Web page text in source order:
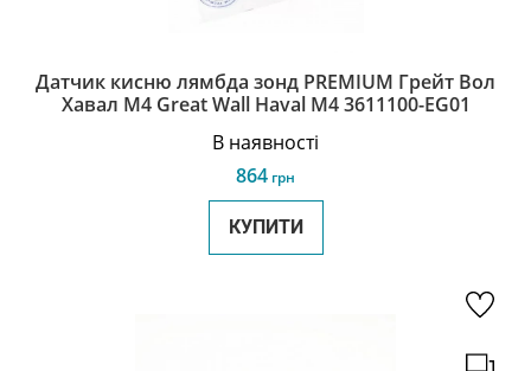
Датчик кисню лямбда зонд PREMIUM Грейт Вол
Хавал М4 Great Wall Haval M4 3611100-EG01
В наявності
864 грн
КУПИТИ